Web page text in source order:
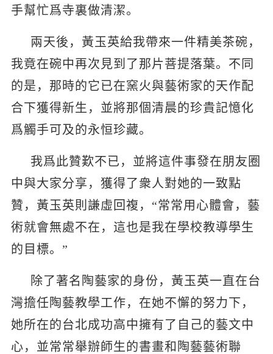
手幫忙爲寺裏做清潔。
兩天後，黃玉英給我帶來一件精美茶碗，
我竟在碗中再次見到了那片菩提落葉。不同
的是，那時的它已在窯火與藝術家的天作配
合下獲得新生，並將那個清晨的珍貴記憶化
爲觸手可及的永恒珍藏。
我爲此贊歎不已，並將這件事發在朋友圈
中與大家分享，獲得了衆人對她的一致點
贊，黃玉英則謙虛回複，“常常用心體會，藝
術就會無處不在，這也是我在學校教導學生
的目標。”
除了著名陶藝家的身份，黃玉英一直在台
灣擔任陶藝教學工作，在她不懈的努力下，
她所在的台北成功高中擁有了自己的藝文中
心，並常常舉辦師生的書畫和陶藝藝術聯